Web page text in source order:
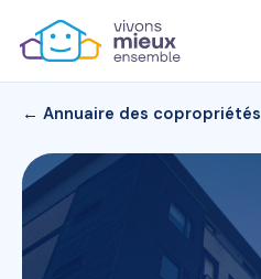
← Annuaire des copropriétés